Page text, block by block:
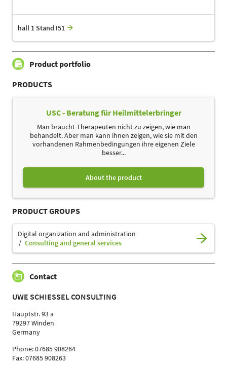
hall 1 Stand I51
Product portfolio
PRODUCTS
USC - Beratung für Heilmittelerbringer
Man braucht Therapeuten nicht zu zeigen, wie man
behandelt. Aber man kann ihnen zeigen, wie sie mit den
vorhandenen Rahmenbedingungen ihre eigenen Ziele
besser...
About the product
PRODUCT GROUPS
Digital organization and administration
Consulting and general services
Contact
UWE SCHIESSEL CONSULTING
Hauptstr. 93 a
79297 Winden
Germany
Phone: 07685 908264
Fax: 07685 908263